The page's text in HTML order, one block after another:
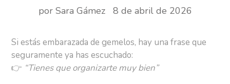
por Sara Gámez 8 de abril de 2026
Si estás embarazada de gemelos, hay una frase que
seguramente ya has escuchado:
👉 “Tienes que organizarte muy bien”